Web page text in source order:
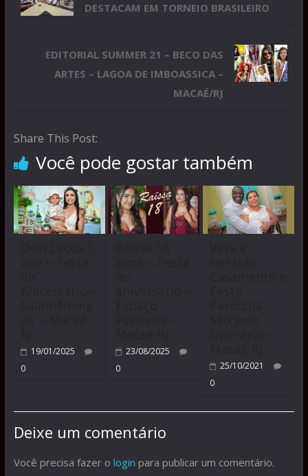
DESTACAM EM TORNEIO BRASILEIRO
EDITORIAL SUMMER 21 – BECO DAS
ARTES – LAGOA DE IMBOASSICA –
MACAÉ/RJ
Share This Post:
Você pode gostar também
19/01/2025
0
23/08/2025
0
25/10/2021
0
Deixe um comentário
Você precisa fazer o login para publicar um comentário.